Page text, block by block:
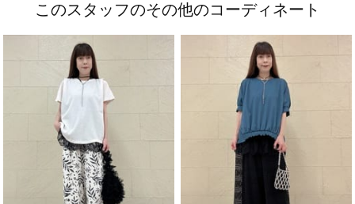
このスタッフのその他のコーディネート